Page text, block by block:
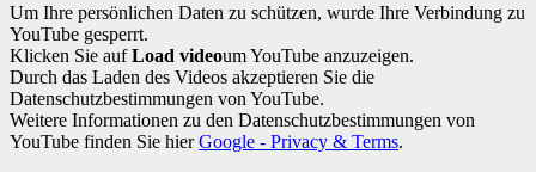
Um Ihre persönlichen Daten zu schützen, wurde Ihre Verbindung zu
YouTube gesperrt.
Klicken Sie aufLoad videoum YouTube anzuzeigen.
Durch das Laden des Videos akzeptieren Sie die
Datenschutzbestimmungen von YouTube.
Weitere Informationen zu den Datenschutzbestimmungen von
YouTube finden Sie hierGoogle - Privacy & Terms.